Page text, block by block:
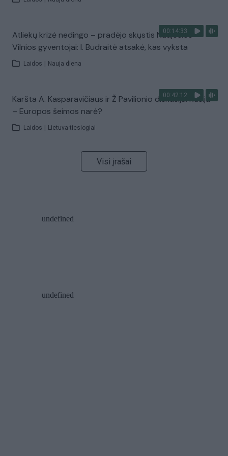
00:14:33
Atliekų krizė nedingo – pradėjo skųstis Naujosios
Vilnios gyventojai: I. Budraitė atsakė, kas vyksta
Laidos Nauja diena
00:42:12
Karšta A. Kasparavičiaus ir Ž Pavilionio diskusija: Rusija
– Europos šeimos narė?
Laidos Lietuva tiesiogiai
Visi įrašai